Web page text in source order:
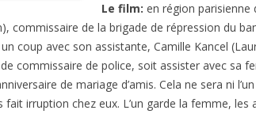
Le film: en région parisienne
commissaire de la brigade de répression du
coup avec son assistante, Camille Kancel
commissaire de police, soit assister avec sa
de mariage d’amis. Cela ne sera ni
fait irruption chez eux. L’un garde la femme,